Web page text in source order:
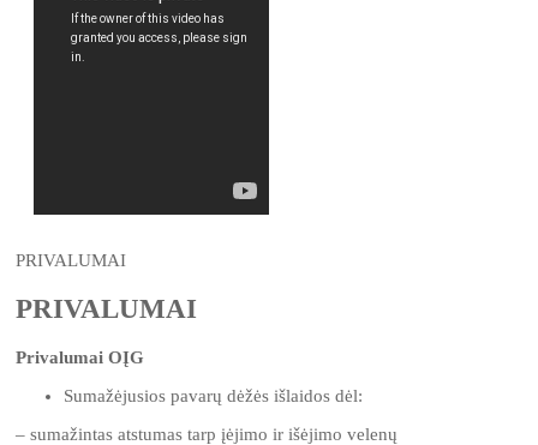
PRIVALUMAI
PRIVALUMAI
Privalumai OĮG
Sumažėjusios pavarų dėžės išlaidos dėl:
– sumažintas atstumas tarp įėjimo ir išėjimo velenų